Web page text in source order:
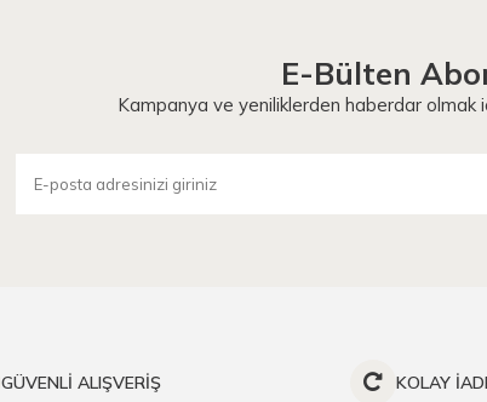
E-Bülten
Kampanya ve yeniliklerden haberdar olmak
GÜVENLİ ALIŞVERİŞ KOLAY